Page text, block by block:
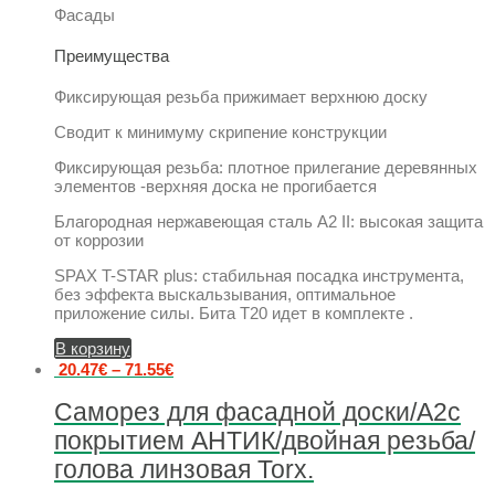
Фасады
Преимущества
Фиксирующая резьба прижимает верхнюю доску
Сводит к минимуму скрипение конструкции
Фиксирующая резьба: плотное прилегание деревянных
элементов -верхняя доска не прогибается
Благородная нержавеющая сталь A2 II: высокая защита
от коррозии
SPAX T-STAR plus: стабильная посадка инструмента,
без эффекта выскальзывания, оптимальное
приложение силы. Бита Т20 идет в комплекте .
В корзину
20.47€ – 71.55€
Саморез для фасадной доски/А2с
покрытием АНТИК/двойная резьба/
голова линзовая Torx.